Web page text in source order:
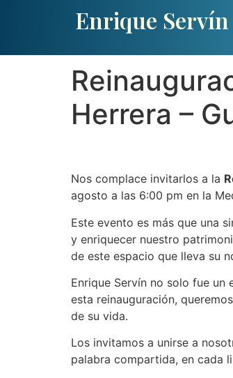
Enrique Servín
Herrera –
Nos complace invitarlos a la
agosto a las 6:00 pm en la
Este evento es más que una
y enriquecer nuestro
de este espacio que lleva su
Enrique Servín no solo fue un
esta reinauguración,
de su vida.
Los invitamos a unirse a
palabra compartida, en cada